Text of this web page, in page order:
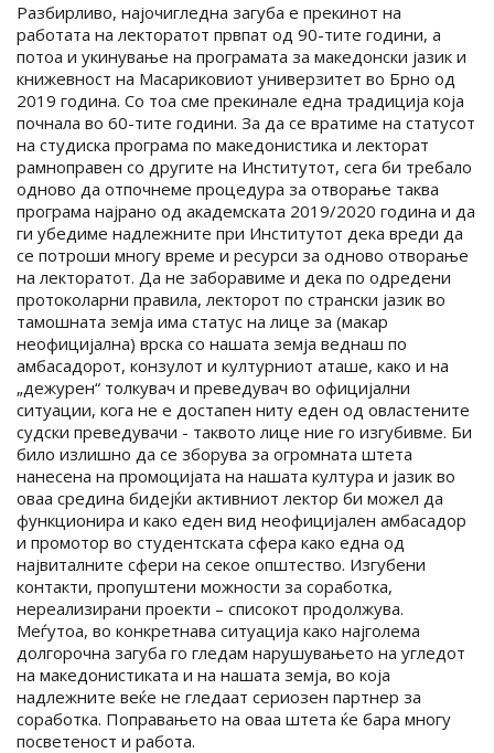
Разбирливо, најочигледна загуба е прекинот на
работата на лекторатот првпат од 90-тите години, а
потоа и укинување на програмата за македонски јазик и
книжевност на Масариковиот универзитет во Брно од
2019 година. Со тоа сме прекинале една традиција која
почнала во 60-тите години. За да се вратиме на статусот
на студиска програма по македонистика и лекторат
рамноправен со другите на Институтот, сега би требало
одново да отпочнеме процедура за отворање таква
програма најрано од академската 2019/2020 година и да
ги убедиме надлежните при Институтот дека вреди да
се потроши многу време и ресурси за одново отворање
на лекторатот. Да не заборавиме и дека по одредени
протоколарни правила, лекторот по странски јазик во
тамошната земја има статус на лице за (макар
неофицијална) врска со нашата земја веднаш по
амбасадорот, конзулот и културниот аташе, како и на
„дежурен“ толкувач и преведувач во официјални
ситуации, кога не е достапен ниту еден од овластените
судски преведувачи - таквото лице ние го изгубивме. Би
било излишно да се зборува за огромната штета
нанесена на промоцијата на нашата култура и јазик во
оваа средина бидејќи активниот лектор би можел да
функционира и како еден вид неофицијален амбасадор
и промотор во студентската сфера како една од
највиталните сфери на секое општество. Изгубени
контакти, пропуштени можности за соработка,
нереализирани проекти – списокот продолжува.
Меѓутоа, во конкретнава ситуација како најголема
долгорочна загуба го гледам нарушувањето на угледот
на македонистиката и на нашата земја, во која
надлежните веќе не гледаат сериозен партнер за
соработка. Поправањето на оваа штета ќе бара многу
посветеност и работа.